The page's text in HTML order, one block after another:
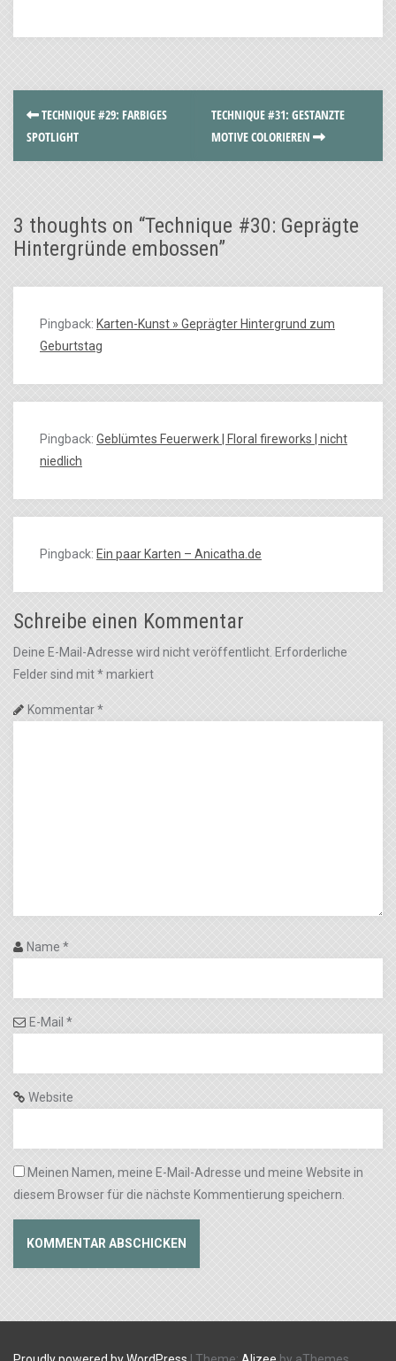
TECHNIQUE #29: FARBIGES
SPOTLIGHT
TECHNIQUE #31: GESTANZTE
MOTIVE COLORIEREN
3 thoughts on “Technique #30: Geprägte
Hintergründe embossen”
Pingback: Karten-Kunst » Geprägter Hintergrund zum
Geburtstag
Pingback: Geblümtes Feuerwerk | Floral fireworks | nicht
niedlich
Pingback: Ein paar Karten – Anicatha.de
Schreibe einen Kommentar
Deine E-Mail-Adresse wird nicht veröffentlicht. Erforderliche
Felder sind mit*markiert
Kommentar*
Name *
E-Mail *
Website
Meinen Namen, meine E-Mail-Adresse und meine Website in
diesem Browser für die nächste Kommentierung speichern.